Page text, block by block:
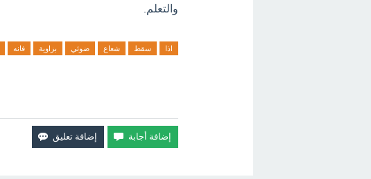
والتعلم.
اذا سقط شعاع ضوئي بزاوية فانه